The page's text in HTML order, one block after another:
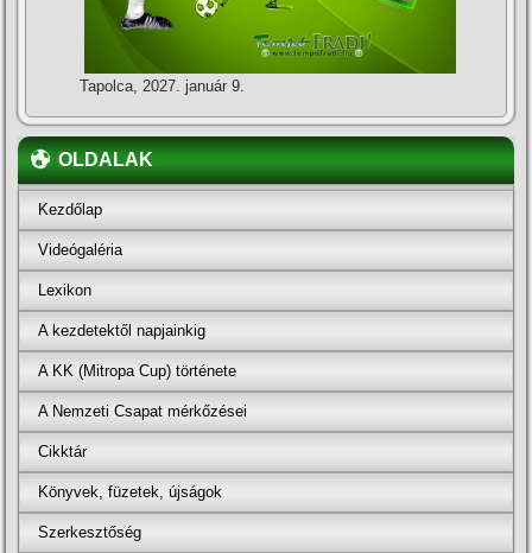
Tapolca, 2027. január 9.
OLDALAK
Kezdőlap
Videógaléria
Lexikon
A kezdetektől napjainkig
A KK (Mitropa Cup) története
A Nemzeti Csapat mérkőzései
Cikktár
Könyvek, füzetek, újságok
Szerkesztőség